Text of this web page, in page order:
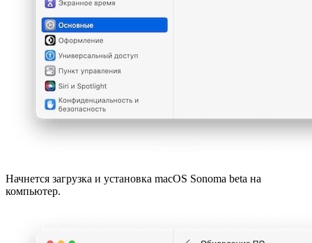
Начнется загрузка и установка macOS Sonoma beta на
компьютер.